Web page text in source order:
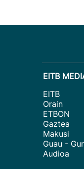
EITB
EITB
Orain
ETBON
Gaztea
Makusi
Guau -
Audioa